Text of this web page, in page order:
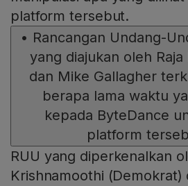
platform tersebut.
• Rancangan Undang-
yang diajukan oleh
dan Mike Gallagher
berapa lama waktu
kepada ByteDance
platform
RUU yang diperkenalkan
Krishnamoothi (Demokrat)